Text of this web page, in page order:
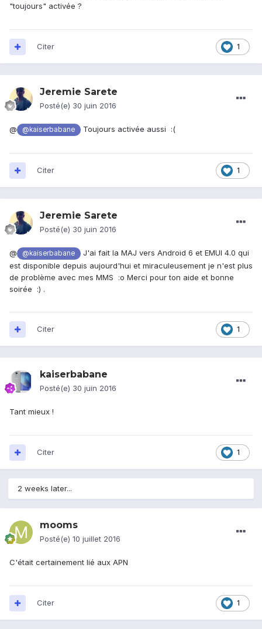
"toujours" activée ?
1
Citer
Jeremie Sarete
Posté(e) 30 juin 2016
@ @kaiserbabane Toujours activée aussi :(
1
Citer
Jeremie Sarete
Posté(e) 30 juin 2016
@ @kaiserbabane
J'ai fait la MAJ vers Android 6 et EMUI 4.0 qui
est disponible depuis aujourd'hui et miraculeusement je n'est plus
de problème avec mes MMS :o Merci pour ton aide et bonne
soirée :) .
1
Citer
kaiserbabane
Posté(e) 30 juin 2016
Tant mieux !
1
Citer
2 weeks later...
mooms
Posté(e) 10 juillet 2016
C'était certainement lié aux APN
1
Citer